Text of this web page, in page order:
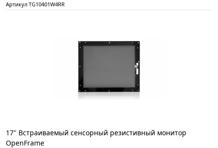
Артикул TG10401W4RR
17" Встраиваемый сенсорный резистивный монитор
OpenFrame